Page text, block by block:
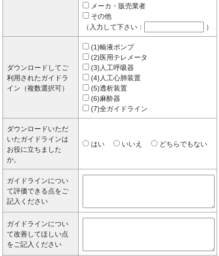
メーカ・販売業者
その他
（入力して下さい：
）
ダウンロードしてご
利用されたガイドラ
イン（複数選択可）
(1)輸液ポンプ
(2)医用テレメータ
(3)人工呼吸器
(4)人工心肺装置
(5)透析装置
(6)麻酔器
(7)全ガイドライン
ダウンロードいただ
いたガイドラインは
お役に立ちました
か。
はい いいえ どちらでもない
ガイドラインについ
て評価できる点をご
記入ください
ガイドラインについ
て改善してほしい点
をご記入ください